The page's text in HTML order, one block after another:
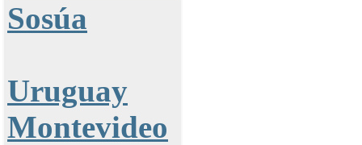
Sosúa
Uruguay
Montevideo